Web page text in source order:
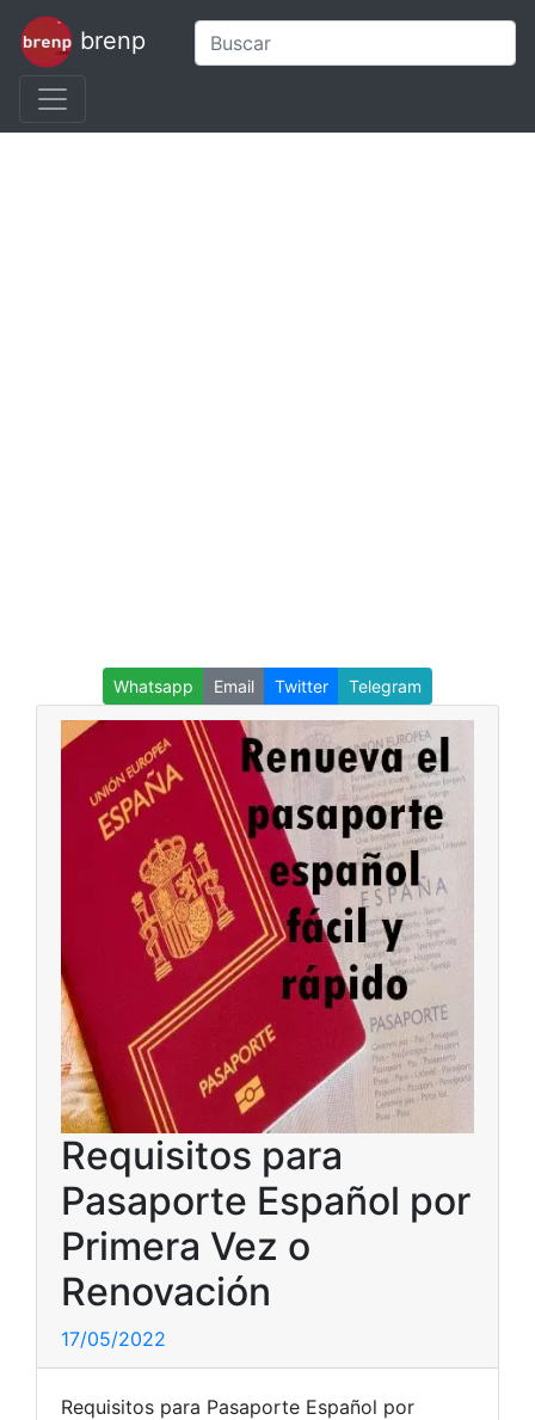
brenp
Whatsapp Email Twitter Telegram
Requisitos para
Pasaporte Español por
Primera Vez o
Renovación
17/05/2022
Requisitos para Pasaporte Español por